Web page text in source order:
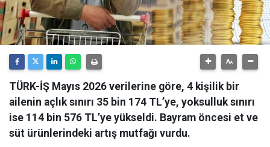
TÜRK-İŞ Mayıs 2026 verilerine göre, 4 kişilik bir
ailenin açlık sınırı 35 bin 174 TL’ye, yoksulluk sınırı
ise 114 bin 576 TL’ye yükseldi. Bayram öncesi et ve
süt ürünlerindeki artış mutfağı vurdu.